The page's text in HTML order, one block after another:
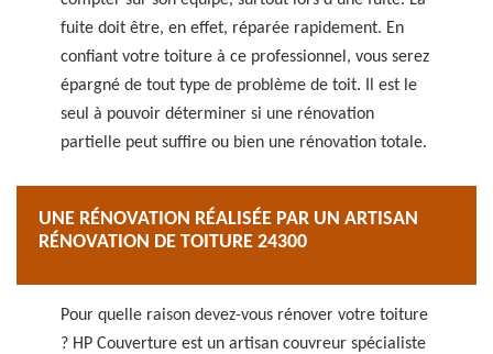
fuite doit être, en effet, réparée rapidement. En
confiant votre toiture à ce professionnel, vous serez
épargné de tout type de problème de toit. Il est le
seul à pouvoir déterminer si une rénovation
partielle peut suffire ou bien une rénovation totale.
UNE RÉNOVATION RÉALISÉE PAR UN ARTISAN
RÉNOVATION DE TOITURE 24300
Pour quelle raison devez-vous rénover votre toiture
? HP Couverture est un artisan couvreur spécialiste